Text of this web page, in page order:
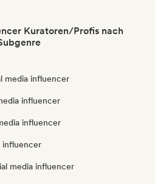
Kuratoren/Profis nach
media influencer
influencer
influencer
influencer
media influencer